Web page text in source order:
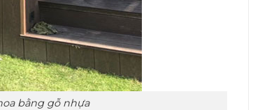
bằng gỗ nhựa